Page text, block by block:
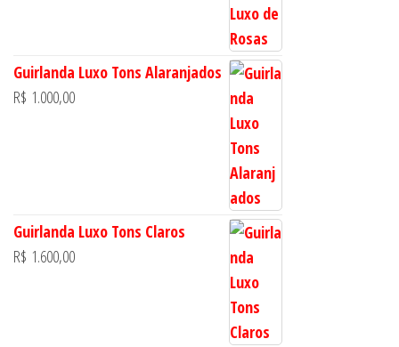
Guirlanda Luxo Tons Alaranjados
R$ 1.000,00
Guirlanda Luxo Tons Claros
R$ 1.600,00